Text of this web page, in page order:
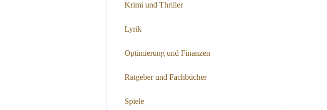
Krimi und Thriller
Lyrik
Optimierung und Finanzen
Ratgeber und Fachbücher
Spiele